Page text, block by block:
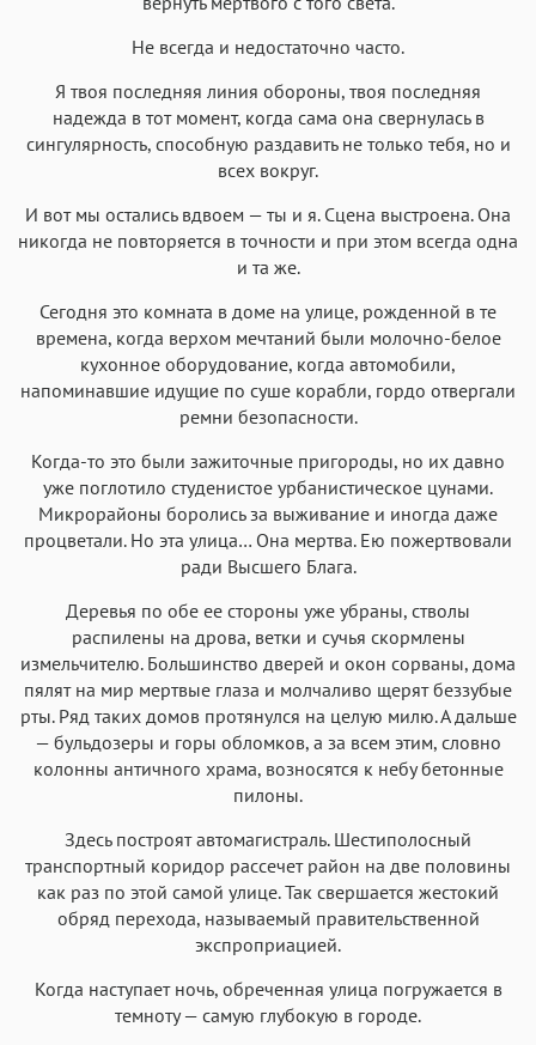
Не всегда и недостаточно часто.
Я твоя последняя линия обороны, твоя последняя
надежда в тот момент, когда сама она свернулась в
сингулярность, способную раздавить не только тебя, но и
всех вокруг.
И вот мы остались вдвоем — ты и я. Сцена выстроена. Она
никогда не повторяется в точности и при этом всегда одна
и та же.
Сегодня это комната в доме на улице, рожденной в те
времена, когда верхом мечтаний были молочно-белое
кухонное оборудование, когда автомобили,
напоминавшие идущие по суше корабли, гордо отвергали
ремни безопасности.
Когда-то это были зажиточные пригороды, но их давно
уже поглотило студенистое урбанистическое цунами.
Микрорайоны боролись за выживание и иногда даже
процветали. Но эта улица… Она мертва. Ею пожертвовали
ради Высшего Блага.
Деревья по обе ее стороны уже убраны, стволы
распилены на дрова, ветки и сучья скормлены
измельчителю. Большинство дверей и окон сорваны, дома
пялят на мир мертвые глаза и молчаливо щерят беззубые
рты. Ряд таких домов протянулся на целую милю. А дальше
— бульдозеры и горы обломков, а за всем этим, словно
колонны античного храма, возносятся к небу бетонные
пилоны.
Здесь построят автомагистраль. Шестиполосный
транспортный коридор рассечет район на две половины
как раз по этой самой улице. Так свершается жестокий
обряд перехода, называемый правительственной
экспроприацией.
Когда наступает ночь, обреченная улица погружается в
темноту — самую глубокую в городе.